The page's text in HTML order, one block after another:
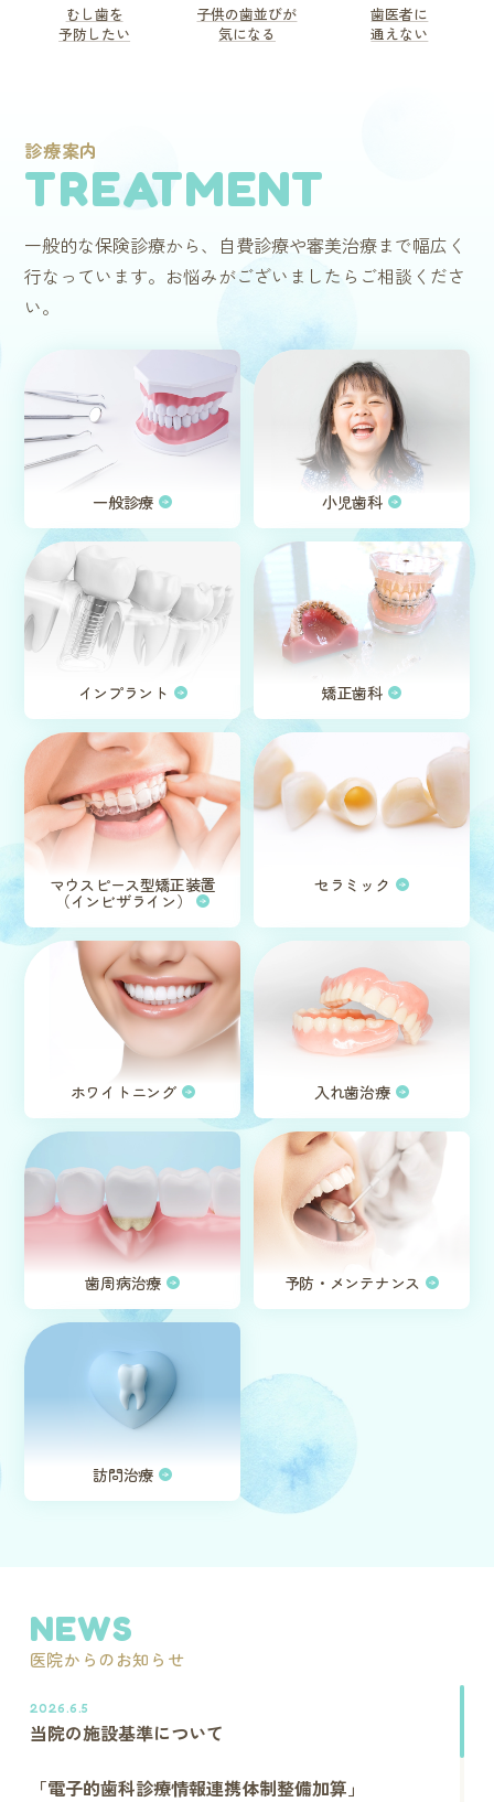
むし歯を
予防したい
子供の歯並びが
気になる
歯医者に
通えない
診療案内
TREATMENT
一般的な保険診療から、自費診療や審美治療まで幅広く
行なっています。お悩みがございましたらご相談くださ
い。
一般診療 小児歯科
インプラント 矯正歯科
マウスピース型矯正装置
（インビザライン）
セラミック
ホワイトニング 入れ歯治療
歯周病治療 予防・メンテナンス
訪問治療
NEWS
医院からのお知らせ
2026.6.5
当院の施設基準について
「電子的歯科診療情報連携体制整備加算」